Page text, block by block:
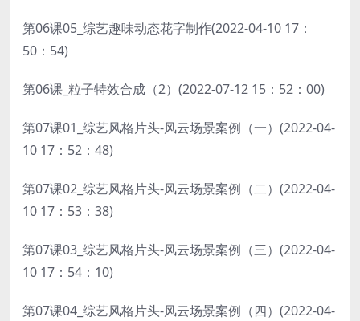
第06课05_综艺趣味动态花字制作(2022-04-10 17：
50：54)
第06课_粒子特效合成（2）(2022-07-12 15：52：00)
第07课01_综艺风格片头-风云场景案例（一）(2022-04-
10 17：52：48)
第07课02_综艺风格片头-风云场景案例（二）(2022-04-
10 17：53：38)
第07课03_综艺风格片头-风云场景案例（三）(2022-04-
10 17：54：10)
第07课04_综艺风格片头-风云场景案例（四）(2022-04-